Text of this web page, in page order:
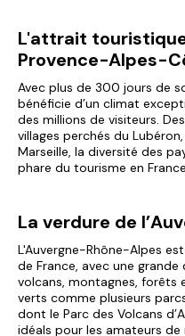
L'attrait
Provence-Alpes-
Avec plus de 300 jours de
bénéficie d’un climat
des millions de visiteurs.
villages perchés du
Marseille, la diversité des
phare du tourisme en
La verdure de
L'Auvergne-Rhône-Alpes
de France, avec une
volcans, montagnes, forêts
verts comme plusieurs
dont le Parc des Volcans
idéals pour les amateurs